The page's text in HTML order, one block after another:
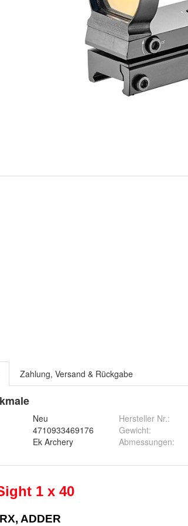
Zahlung, Versand & Rückgabe
Neu
4710933469176
Ek Archery
Hersteller Nr.:
Gewicht:
Abmessungen: